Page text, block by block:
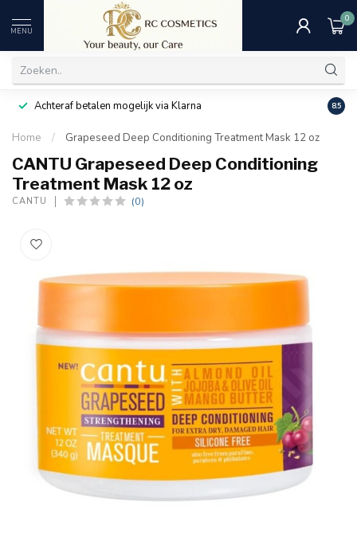
MENU
0
Achteraf betalen mogelijk via Klarna 8.5
Home / Grapeseed Deep Conditioning Treatment Mask 12 oz
CANTU Grapeseed Deep Conditioning
Treatment Mask 12 oz
CANTU (0)